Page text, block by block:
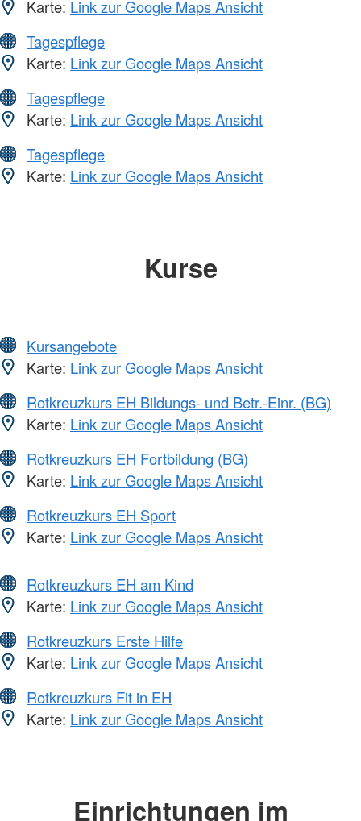
Karte: Link zur Google Maps Ansicht
Tagespflege
Karte: Link zur Google Maps Ansicht
Tagespflege
Karte: Link zur Google Maps Ansicht
Tagespflege
Karte: Link zur Google Maps Ansicht
Kurse
Kursangebote
Karte: Link zur Google Maps Ansicht
Rotkreuzkurs EH Bildungs- und Betr.-Einr. (BG)
Karte: Link zur Google Maps Ansicht
Rotkreuzkurs EH Fortbildung (BG)
Karte: Link zur Google Maps Ansicht
Rotkreuzkurs EH Sport
Karte: Link zur Google Maps Ansicht
Rotkreuzkurs EH am Kind
Karte: Link zur Google Maps Ansicht
Rotkreuzkurs Erste Hilfe
Karte: Link zur Google Maps Ansicht
Rotkreuzkurs Fit in EH
Karte: Link zur Google Maps Ansicht
Einrichtungen im